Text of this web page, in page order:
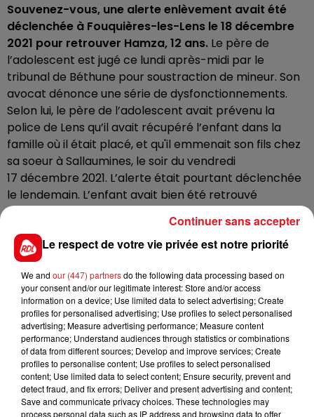
Souvenez-vous, une alerte enlèvement avait été
déclenchée à Fouquières-les-Lens le 18 décembre
2021 pour retrouver Hamza, 12 ans. Le père de
l’adolescent est jugé ce lundi après-midi par le
tribunal de Béthune pour soustraction de mineur. Son
avocat dénonce une série de dysfonctionnements.
Selon lui, le père de l’adolescent avait prévenu la
police de Lens qu’il avait récupéré l’enfant dans la
famille où il était placé, et qu'il emmenait son fils chez
sa soeur à Sallaumines, le soir du vendredi
17 décembre 2021. L’alerte était pourtant déclenchée
le lendemain. L’enfant avait bien été retrouvé
quelques heures plus tard, chez sa tante.
Un passif : le père avait déjà tenté d'enlever son fils
fin août
Les parents s'opposent sur la garde de l'adolescent
depuis leur divorce. Fin août, le père avait déjà tenté
de fuir avec son fils pour l'emmener aux Emirats
Arabes Unis où il vit désormais. Il risque un an de prison
et 15 000 euros d'amende.
Le respect de votre vie privée est notre priorité
We and our (447) partnersdo the following data processing based on
your consent and/or our legitimate interest: Store and/or access
information on a device; Use limited data to select advertising; Create
profiles for personalised advertising; Use profiles to select personalised
advertising; Measure advertising performance; Measure content
performance; Understand audiences through statistics or combinations
of data from different sources; Develop and improve services; Create
profiles to personalise content; Use profiles to select personalised
content; Use limited data to select content; Ensure security, prevent and
detect fraud, and fix errors; Deliver and present advertising and content;
Save and communicate privacy choices. These technologies may
process personal data such as IP address and browsing data to offer
Continuer sans accepter